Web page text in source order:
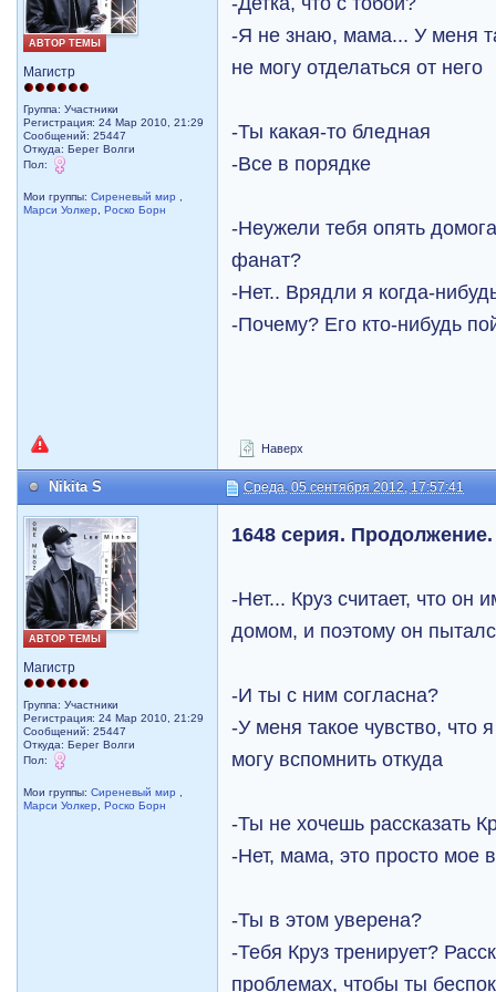
АВТОР ТЕМЫ
Магистр
Группа: Участники
Регистрация: 24 Мар 2010, 21:29
Сообщений: 25447
Откуда: Берег Волги
Пол:
Мои группы:Сиреневый мир
Марси Уолкер
,Роско Борн
-Я не знаю, мама... У меня
не могу отделаться от него
-Ты какая-то бледная
-Все в порядке
-Неужели тебя опять
фанат?
-Нет.. Врядли я когда-
-Почему? Его кто-нибудь
Наверх
Nikita S Среда, 05 сентября 2012, 17:57:41
АВТОР ТЕМЫ
Магистр
Группа: Участники
Регистрация: 24 Мар 2010, 21:29
Сообщений: 25447
Откуда: Берег Волги
Пол:
Мои группы:Сиреневый мир
Марси Уолкер
,Роско Борн
1648 серия. Продолжение.
-Нет... Круз считает, что он
домом, и поэтому он
-И ты с ним согласна?
-У меня такое чувство, что
могу вспомнить откуда
-Ты не хочешь рассказать
-Нет, мама, это просто мое
-Ты в этом уверена?
-Тебя Круз тренирует?
проблемах, чтобы ты